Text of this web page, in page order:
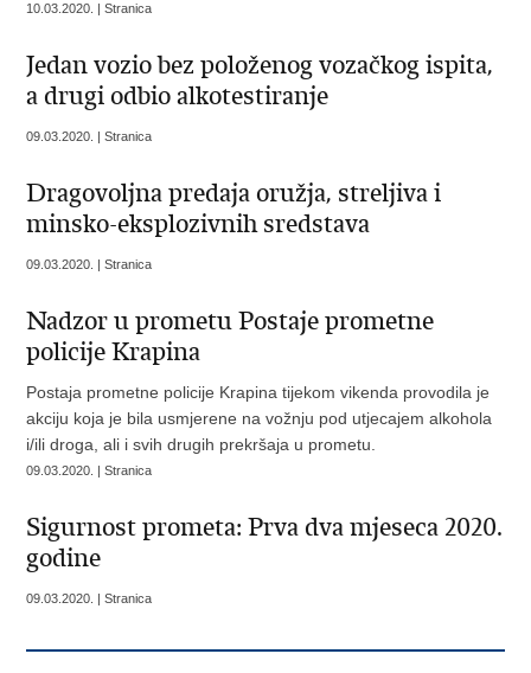
10.03.2020. | Stranica
Jedan vozio bez položenog vozačkog ispita,
a drugi odbio alkotestiranje
09.03.2020. | Stranica
Dragovoljna predaja oružja, streljiva i
minsko-eksplozivnih sredstava
09.03.2020. | Stranica
Nadzor u prometu Postaje prometne
policije Krapina
Postaja prometne policije Krapina tijekom vikenda provodila je
akciju koja je bila usmjerene na vožnju pod utjecajem alkohola
i/ili droga, ali i svih drugih prekršaja u prometu.
09.03.2020. | Stranica
Sigurnost prometa: Prva dva mjeseca 2020.
godine
09.03.2020. | Stranica